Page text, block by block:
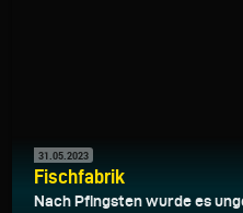
31.05.2023
Fischfabrik
Nach Pfingsten wurde es